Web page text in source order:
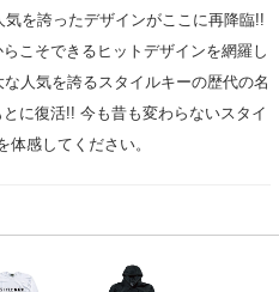
を誇ったデザインがここに再降臨!!
こそできるヒットデザインを網羅し
人気を誇るスタイルキーの歴代の名
に復活!! 今も昔も変わらないスタイ
体感してください。